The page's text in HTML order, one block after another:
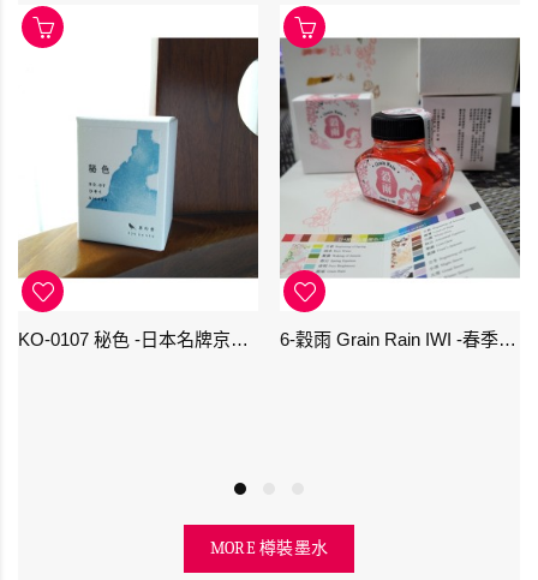
KO-0107 秘色 -日本名牌京の音樽裝鋼筆墨水 4573356130234 - 40ml 6-穀雨 Grain Rain IWI -春季-24節氣色澤鋼筆墨水
MORE 樽裝墨水